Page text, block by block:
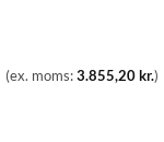
(ex. moms:3.855,20kr.)